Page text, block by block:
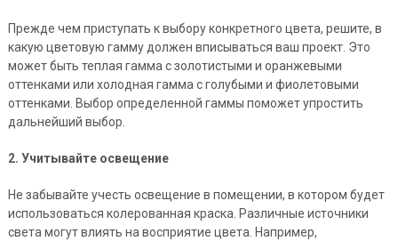
Прежде чем приступать к выбору конкретного цвета, решите, в
какую цветовую гамму должен вписываться ваш проект. Это
может быть теплая гамма с золотистыми и оранжевыми
оттенками или холодная гамма с голубыми и фиолетовыми
оттенками. Выбор определенной гаммы поможет упростить
дальнейший выбор.
2. Учитывайте освещение
Не забывайте учесть освещение в помещении, в котором будет
использоваться колерованная краска. Различные источники
света могут влиять на восприятие цвета. Например,